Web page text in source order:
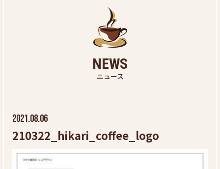
NEWS
ニュース
2021.08.06
210322_hikari_coffee_logo